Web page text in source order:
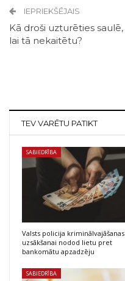
IEPRIEKŠĒJAIS
Kā droši uzturēties saulē,
lai tā nekaitētu?
TEV VARĒTU PATIKT
SABIEDRĪBA
Valsts policija kriminālvajāšanas
uzsākšanai nodod lietu pret
bankomātu apzadzēju
SABIEDRĪBA